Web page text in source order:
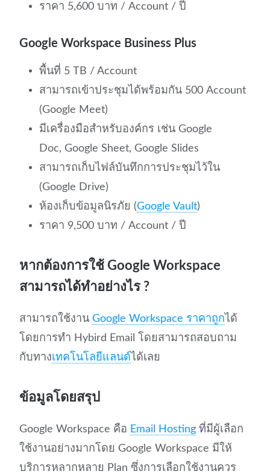
ราคา 5,600 บาท / Account / ปี
Google Workspace Business Plus
พื้นที่ 5 TB / Account
สามารถเข้าประชุมได้พร้อมกัน 500 Account
(Google Meet)
มีเครื่องมือสำหรับองค์กร เช่น Google
Doc, Google Sheet, Google Slides
สามารถเก็บไฟล์บันทึกการประชุมไว้ใน
(Google Drive)
ห้องเก็บข้อมูลนิรภัย (Google Vault)
ราคา 9,500 บาท / Account / ปี
หากต้องการใช้ Google Workspace
สามารถได้ทำอย่างไร ?
สามารถใช้งานGoogle Workspace ราคาถูกได้
โดยการทำ Hybird Email โดยสามารถสอบถาม
กับทางเทคโนโลยีแลนด์ได้เลย
ข้อมูลโดยสรุป
Google Workspace คือ Email Hosting ที่มีผู้เลือก
ใช้งานอย่างมากโดย Google Workspace มีให้
บริการหลากหลาย Plan ซึ่งการเลือกใช้งานควร